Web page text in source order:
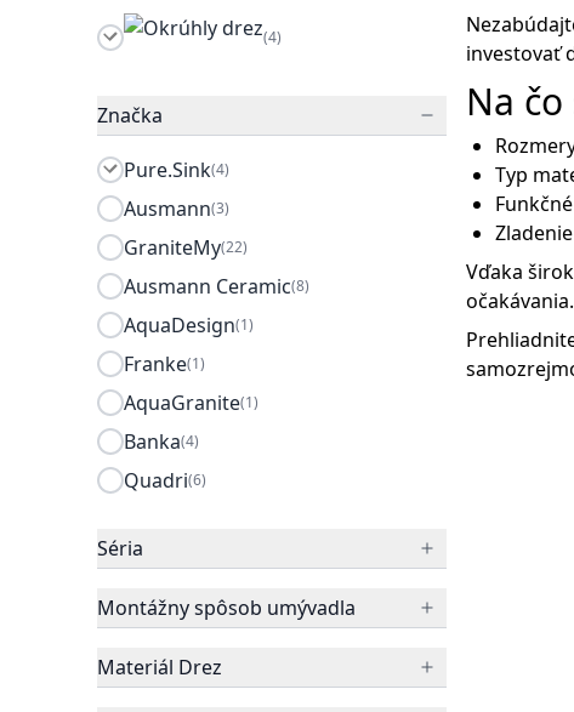
(4)
Značka
Pure.Sink(4)
Ausmann(3)
GraniteMy(22)
Ausmann Ceramic(8)
AquaDesign(1)
Franke(1)
AquaGranite(1)
Banka(4)
Quadri(6)
Séria
Montážny spôsob umývadla
Materiál Drez
investovať
Na
Typ
Vďaka
očakávania.